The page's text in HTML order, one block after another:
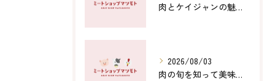
肉とケイジャンの魅力を山口県防府市周南市で味わうヘルシーな選び方と安全な楽しみ方
2026/08/03
肉の旬を知って美味しく食べる季節ごとの選び方と楽しみ方